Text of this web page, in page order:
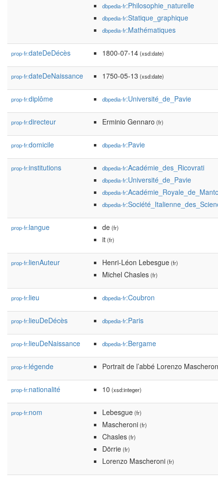
dbpedia-fr:Philosophie_naturelle
dbpedia-fr:Statique_graphique
dbpedia-fr:Mathématiques
prop-fr:dateDeDécès 1800-07-14(xsd:date)
prop-fr:dateDeNaissance 1750-05-13 (xsd:date)
prop-fr:diplôme dbpedia-fr:Université_de_Pavie
prop-fr:directeur Erminio Gennaro (fr)
prop-fr:domicile dbpedia-fr:Pavie
prop-fr:institutions dbpedia-fr:Académie_des_Ricovrati
dbpedia-fr:Université_de_Pavie
dbpedia-fr
dbpedia-fr
prop-fr:langue de(fr)
it(fr)
prop-fr:lienAuteur Henri-Léon Lebesgue(fr)
Michel Chasles(fr)
prop-fr:lieu dbpedia-fr:Coubron
prop-fr:lieuDeDécès dbpedia-fr:Paris
prop-fr:lieuDeNaissance dbpedia-fr:Bergame
prop-fr:légende Portrait de l’abbé Lorenzo
prop-fr:nationalité 10 (xsd:integer)
prop-fr:nom Lebesgue(fr)
Mascheroni(fr)
Chasles(fr)
Dörrie(fr)
Lorenzo Mascheroni(fr)